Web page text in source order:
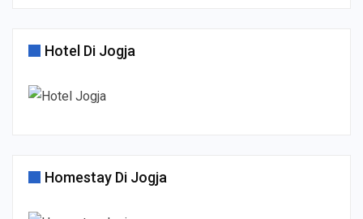
Hotel Di Jogja
Homestay Di Jogja